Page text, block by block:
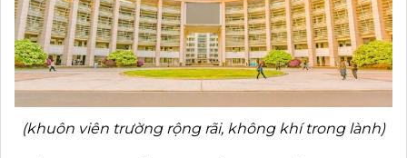
(khuôn viên trường rộng rãi, không khí trong lành)